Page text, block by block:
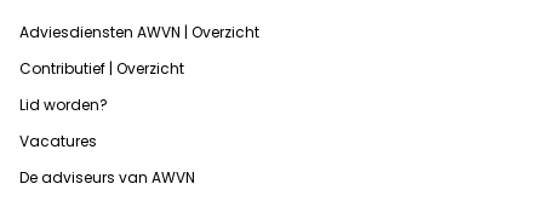
Adviesdiensten AWVN | Overzicht
Contributief | Overzicht
Lid worden?
Vacatures
De adviseurs van AWVN